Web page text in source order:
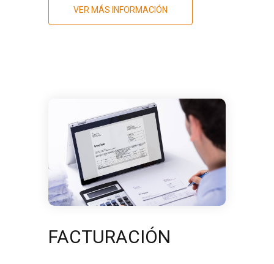
VER MÁS INFORMACIÓN
FACTURACIÓN